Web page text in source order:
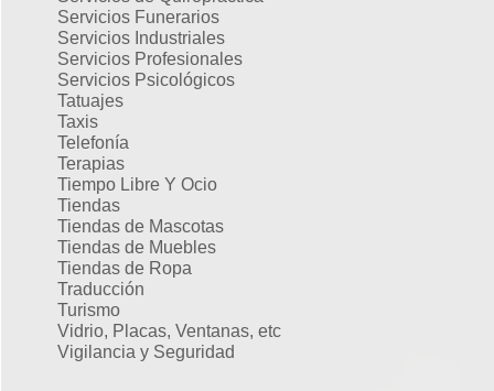
Servicios Funerarios
Servicios Industriales
Servicios Profesionales
Servicios Psicológicos
Tatuajes
Taxis
Telefonía
Terapias
Tiempo Libre Y Ocio
Tiendas
Tiendas de Mascotas
Tiendas de Muebles
Tiendas de Ropa
Traducción
Turismo
Vidrio, Placas, Ventanas, etc
Vigilancia y Seguridad